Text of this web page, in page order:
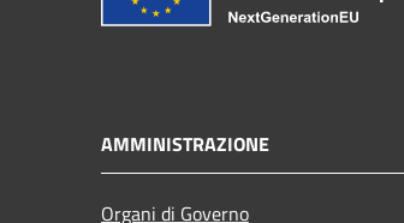
AMMINISTRAZIONE
Organi di Governo